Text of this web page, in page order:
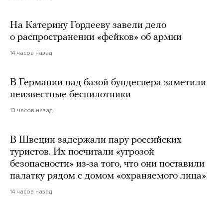
На Катерину Гордееву завели дело
о распространении «фейков» об армии
14 часов назад
В Германии над базой бундесвера заметили
неизвестные беспилотники
13 часов назад
В Швеции задержали пару российских
туристов. Их посчитали «угрозой
безопасности» из-за того, что они поставили
палатку рядом с домом «охраняемого лица»
14 часов назад